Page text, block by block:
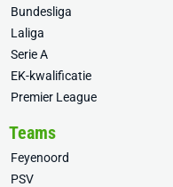
Bundesliga
Laliga
Serie A
EK-kwalificatie
Premier League
Teams
Feyenoord
PSV